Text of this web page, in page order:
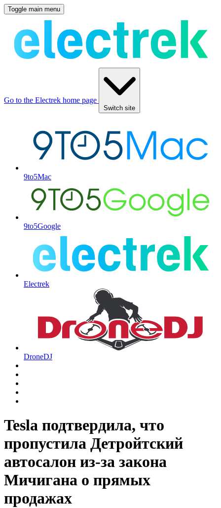
Toggle main menu
Go to the Electrek home page
Switch site
9to5Mac
9to5Google
Electrek
DroneDJ
Tesla подтвердила, что
пропустила Детройтский
автосалон из-за закона
Мичигана о прямых
продажах